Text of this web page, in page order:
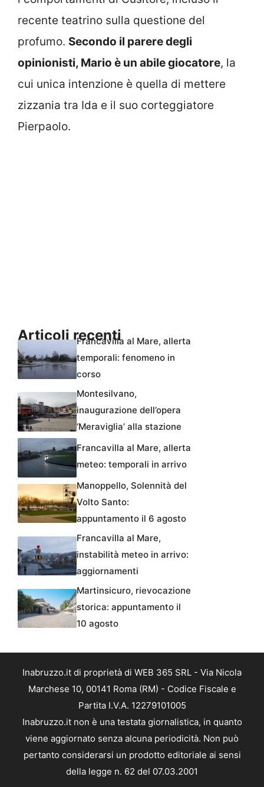
recente teatrino sulla questione del
profumo. Secondo il parere degli
opinionisti, Mario è un abile giocatore, la
cui unica intenzione è quella di mettere
zizzania tra Ida e il suo corteggiatore
Pierpaolo.
Articoli recentiFrancavilla al Mare, allerta
temporali: fenomeno in
corso
Montesilvano,
inaugurazione dell’opera
‘Meraviglia’ alla stazione
Francavilla al Mare, allerta
meteo: temporali in arrivo
Manoppello, Solennità del
Volto Santo:
appuntamento il 6 agosto
Francavilla al Mare,
instabilità meteo in arrivo:
aggiornamenti
Martinsicuro, rievocazione
storica: appuntamento il
10 agosto
Inabruzzo.it di proprietà di WEB 365 SRL - Via Nicola
Marchese 10, 00141 Roma (RM) - Codice Fiscale e
Partita I.V.A. 12279101005
Inabruzzo.it non è una testata giornalistica, in quanto
viene aggiornato senza alcuna periodicità. Non può
pertanto considerarsi un prodotto editoriale ai sensi
della legge n. 62 del 07.03.2001